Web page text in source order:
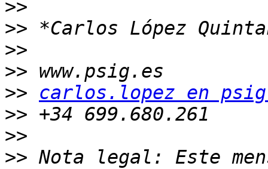
>>
>>
>>
>>
>>
carlos.lopez en
>>
>>
>> Nota legal: Este